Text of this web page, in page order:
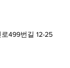
499번길 12-25